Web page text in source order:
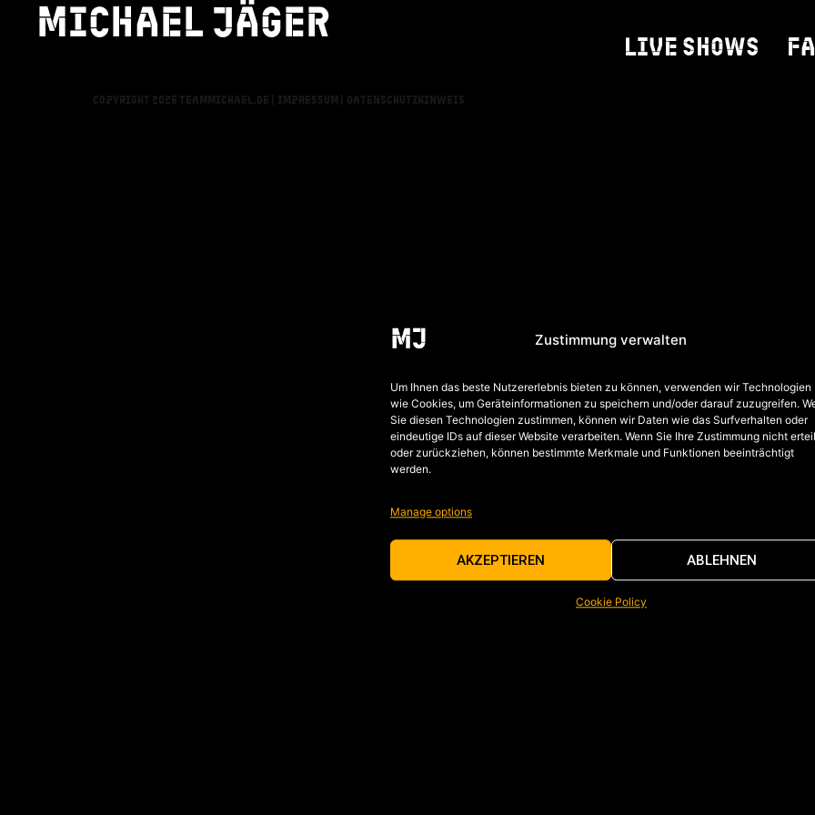
Zustimmung verwalten
Um Ihnen das beste Nutzererlebnis bieten zu können, verwenden wir Technologien
wie Cookies, um Geräteinformationen zu speichern und/oder darauf zuzugreifen.
Sie diesen Technologien zustimmen, können wir Daten wie das Surfverhalten oder
eindeutige IDs auf dieser Website verarbeiten. Wenn Sie Ihre Zustimmung nicht
oder zurückziehen, können bestimmte Merkmale und Funktionen beeinträchtigt
werden.
Manage options
AKZEPTIEREN ABLEHNEN
Cookie Policy
Michael jäger LIVE SHOWS
Unfallkind Hamburg
Copyright 2026 teammichael.de | Impressum | Datenschutzhinweis